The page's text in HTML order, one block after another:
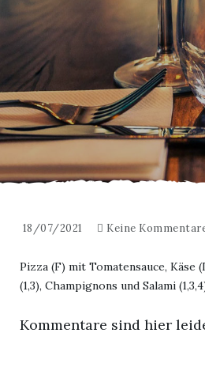
18/07/2021 Keine
Pizza (F) mit Tomatensauce, Käse
(1,3), Champignons und Salami
Kommentare sind hier